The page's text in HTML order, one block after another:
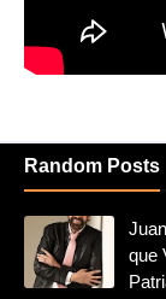
Random Posts
que